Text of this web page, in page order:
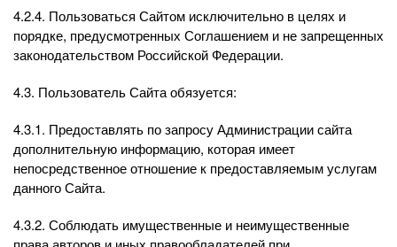
4.2.4. Пользоваться Сайтом исключительно в целях и
порядке, предусмотренных Соглашением и не запрещенных
законодательством Российской Федерации.
4.3. Пользователь Сайта обязуется:
4.3.1. Предоставлять по запросу Администрации сайта
дополнительную информацию, которая имеет
непосредственное отношение к предоставляемым услугам
данного Сайта.
4.3.2. Соблюдать имущественные и неимущественные